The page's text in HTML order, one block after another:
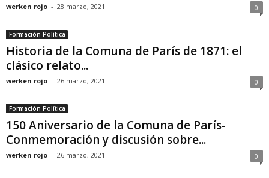
werken rojo - 28 marzo, 2021 0
Formación Política
Historia de la Comuna de París de 1871: el
clásico relato...
werken rojo - 26 marzo, 2021 0
Formación Política
150 Aniversario de la Comuna de París-
Conmemoración y discusión sobre...
werken rojo - 26 marzo, 2021 0